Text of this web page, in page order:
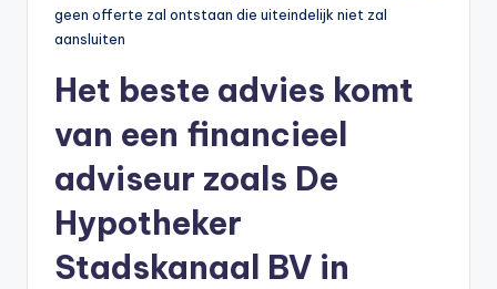
geen offerte zal ontstaan die uiteindelijk niet zal
aansluiten
Het beste advies komt
van een financieel
adviseur zoals De
Hypotheker
Stadskanaal BV in